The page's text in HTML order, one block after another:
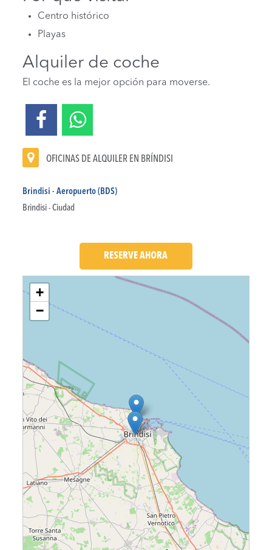
Centro histórico
Playas
Alquiler de coche
El coche es la mejor opción para moverse.
OFICINAS DE ALQUILER EN BRÍNDISI
Brindisi - Aeropuerto (BDS)
Brindisi - Ciudad
RESERVE AHORA
Loading....
+
−